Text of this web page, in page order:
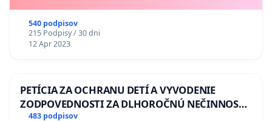
540 podpisov
215 Podpisy / 30 dni
12 Apr 2023
PETÍCIA ZA OCHRANU DETÍ A VYVODENIE
ZODPOVEDNOSTI ZA DLHOROČNÚ NEČINNOSŤ
A ZLYHANIE ŠTÁTU
483 podpisov